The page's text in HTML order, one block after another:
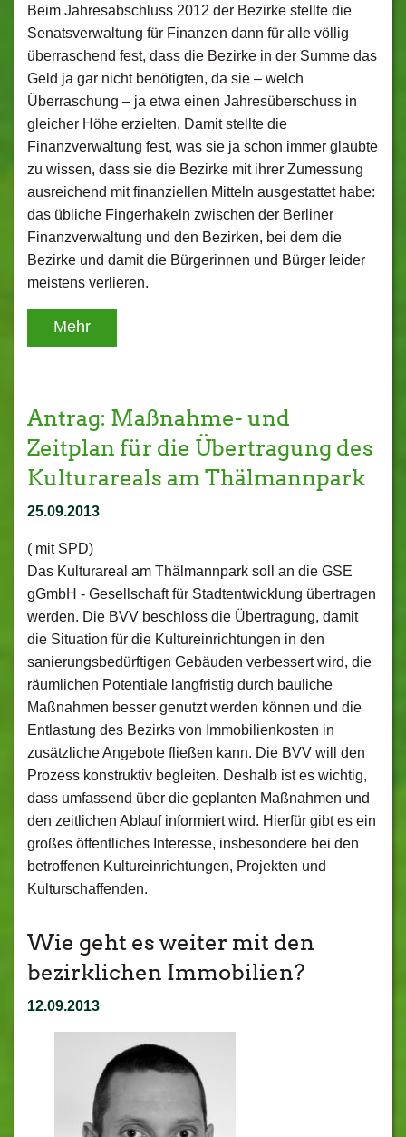
Beim Jahresabschluss 2012 der Bezirke stellte die
Senatsverwaltung für Finanzen dann für alle völlig
überraschend fest, dass die Bezirke in der Summe das
Geld ja gar nicht benötigten, da sie – welch
Überraschung – ja etwa einen Jahresüberschuss in
gleicher Höhe erzielten. Damit stellte die
Finanzverwaltung fest, was sie ja schon immer glaubte
zu wissen, dass sie die Bezirke mit ihrer Zumessung
ausreichend mit finanziellen Mitteln ausgestattet habe:
das übliche Fingerhakeln zwischen der Berliner
Finanzverwaltung und den Bezirken, bei dem die
Bezirke und damit die Bürgerinnen und Bürger leider
meistens verlieren.
Mehr
Antrag: Maßnahme- und
Zeitplan für die Übertragung des
Kulturareals am Thälmannpark
25.09.2013
( mit SPD)
Das Kulturareal am Thälmannpark soll an die GSE
gGmbH - Gesellschaft für Stadtentwicklung übertragen
werden. Die BVV beschloss die Übertragung, damit
die Situation für die Kultureinrichtungen in den
sanierungsbedürftigen Gebäuden verbessert wird, die
räumlichen Potentiale langfristig durch bauliche
Maßnahmen besser genutzt werden können und die
Entlastung des Bezirks von Immobilienkosten in
zusätzliche Angebote fließen kann. Die BVV will den
Prozess konstruktiv begleiten. Deshalb ist es wichtig,
dass umfassend über die geplanten Maßnahmen und
den zeitlichen Ablauf informiert wird. Hierfür gibt es ein
großes öffentliches Interesse, insbesondere bei den
betroffenen Kultureinrichtungen, Projekten und
Kulturschaffenden.
Wie geht es weiter mit den
bezirklichen Immobilien?
12.09.2013